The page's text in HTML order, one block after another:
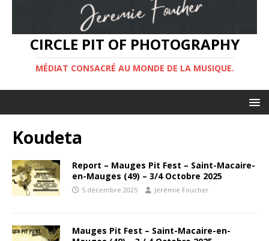
CIRCLE PIT OF PHOTOGRAPHY
MÉDIAT CONSACRÉ AU MONDE DE LA MUSIQUE.
Koudeta
Report – Mauges Pit Fest – Saint-Macaire-
en-Mauges (49) – 3/4 Octobre 2025
5 décembre 2025 Jérémie Foucher
Mauges Pit Fest – Saint-Macaire-en-